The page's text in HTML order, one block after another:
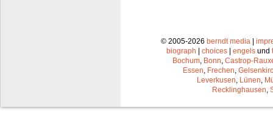
© 2005-2026 berndt media |
biograph | choices | engels und
Bochum Bonn Castrop-
Essen Frechen
Leverkusen Lünen
Recklinghausen